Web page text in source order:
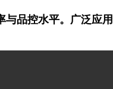
品控水平。广泛应